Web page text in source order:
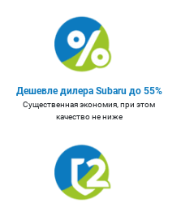
Дешевле дилера Subaru до 55%
Существенная экономия, при этом
качество не ниже